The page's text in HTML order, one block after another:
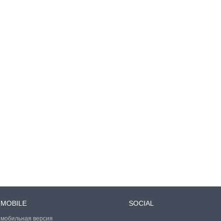
MOBILE
мобильная версия
SOCIAL